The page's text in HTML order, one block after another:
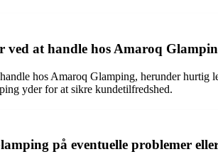
at handle hos Amaroq
hos Amaroq Glamping, herunder hurtig
yder for at sikre kundetilfredshed.
på eventuelle problemer